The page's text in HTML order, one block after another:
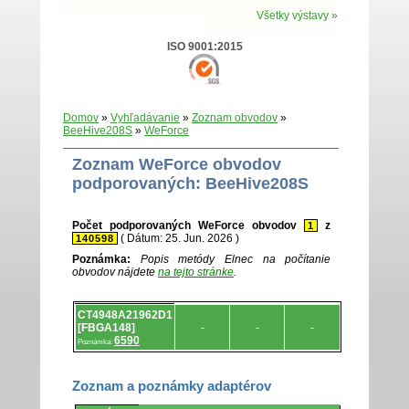
Všetky výstavy »
ISO 9001:2015
Domov » Vyhľadávanie » Zoznam obvodov »
BeeHive208S » WeForce
Zoznam WeForce obvodov
podporovaných: BeeHive208S
Počet podporovaných WeForce obvodov 1 z
140598
( Dátum: 25. Jun. 2026 )
Poznámka:
Popis metódy Elnec na počítanie
obvodov nájdete na tejto stránke.
Zoznam
CT4948A21962D1
[FBGA148]
Poznámka: 6590
- - -
Zoznam a poznámky adaptérov